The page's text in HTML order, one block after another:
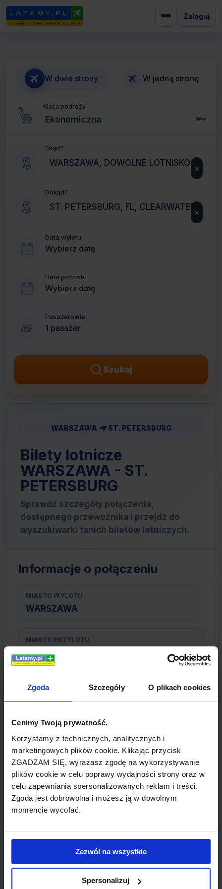
Zgoda Szczegóły O plikach cookies
Cenimy Twoją prywatność.
Korzystamy z technicznych, analitycznych i
marketingowych plików cookie. Klikając przycisk
ZGADZAM SIĘ, wyrażasz zgodę na wykorzystywanie
plików cookie w celu poprawy wydajności strony oraz w
celu zapewniania spersonalizowanych reklam i treści.
Zgoda jest dobrowolna i możesz ją w dowolnym
momencie wycofać.
Zezwól na wszystkie
Spersonalizuj
Zaloguj
WARSZAWA ST. PETERSBURG
Bilety lotnicze
WARSZAWA - ST.
PETERSBURG
Sprawdź szczegóły połączenia,
dostępnego przewoźnika i przejdź do
wyszukiwarki tanich biletów lotniczych.
W dwie strony W jedną stronę
Klasa podróży
Skąd?
×
Dokąd?
×
Data wylotu
Wybierz datę
Data powrotu
Wybierz datę
Pasażerowie
1 pasażer
Szukaj
Informacje o połączeniu
MIASTO WYLOTU
WARSZAWA
MIASTO PRZYLOTU
ST. PETERSBURG
TYP POŁĄCZENIA
REZERWACJA
online lub telefoniczna
PŁATNOŚĆ
przelew, gotówka, karta
Czech Airlines